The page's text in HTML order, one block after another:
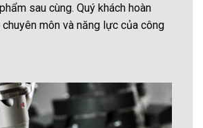
sau cùng. Quý khách hoàn
môn và năng lực của công